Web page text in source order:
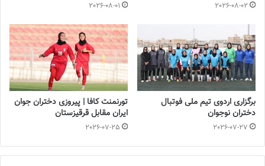
◾️با فوتبالز همراه شوید
◾️فوتبالزرا در اینستاگرام دنبال کنید ◾️ footballs.women@
برچسب ها زنان فوتبال بانوان
2026-08-02
2026-08-01
برگزاری اردوی تیم ملی فوتبال
دختران نوجوان
2026-07-27
تورنمنت کافا | پیروزی دختران جوان
ایران مقابل قرقیزستان
2026-07-25